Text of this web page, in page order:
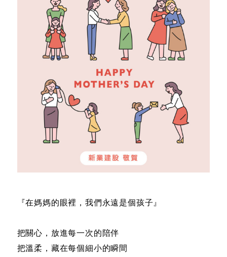
『在媽媽的眼裡，我們永遠是個孩子』
把關心，放進每一次的陪伴
把溫柔，藏在每個細小的瞬間